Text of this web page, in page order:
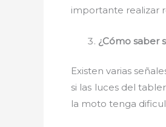
importante realizar
¿Cómo saber
Existen varias
si las luces del
la moto tenga